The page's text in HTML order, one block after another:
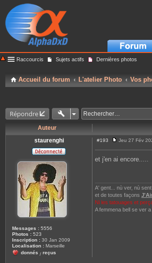
Raccourcis Sujets actifs Dernières photos
Accueil du forum L'atelier Photo Vos
Répondre
Auteur
staurenghi
Messages : 5556
Photos : 523
Inscription : 30 Jan 2009
Localisation : Marseille
donnés / reçus
#193
e
s
s
Jeu 27 Fév
et j'en ai encore.....
A' gent... nù ver, nù
et de toutes façons
Ni les tatouages et
A femmena bell se ver